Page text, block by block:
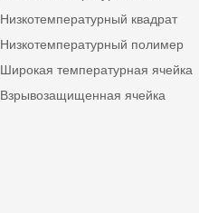
Низкотемпературный квадрат
Низкотемпературный полимер
Широкая температурная ячейка
Взрывозащищенная ячейка